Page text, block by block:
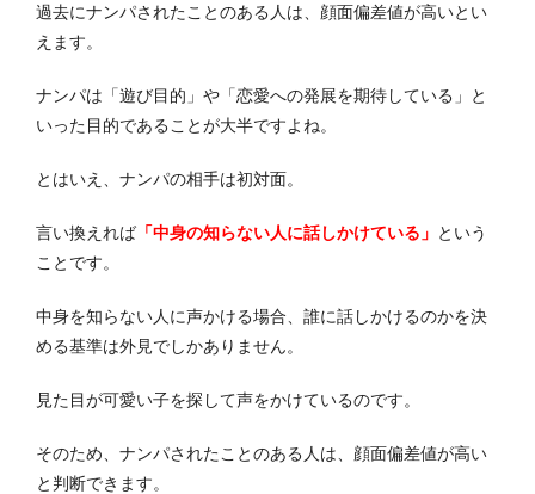
過去にナンパされたことのある人は、顔面偏差値が高いとい
えます。
ナンパは「遊び目的」や「恋愛への発展を期待している」と
いった目的であることが大半ですよね。
とはいえ、ナンパの相手は初対面。
言い換えれば 「中身の知らない人に話しかけている」 という
ことです。
中身を知らない人に声かける場合、誰に話しかけるのかを決
める基準は外見でしかありません。
見た目が可愛い子を探して声をかけているのです。
そのため、ナンパされたことのある人は、顔面偏差値が高い
と判断できます。